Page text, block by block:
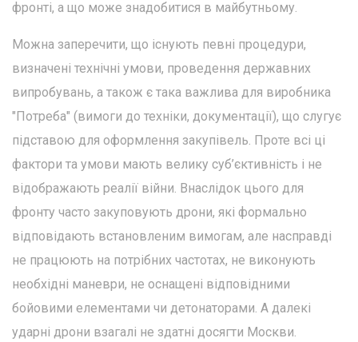
фронті, а що може знадобитися в майбутньому.
Можна заперечити, що існують певні процедури,
визначені технічні умови, проведення державних
випробувань, а також є така важлива для виробника
"Потреба" (вимоги до техніки, документації), що слугує
підставою для оформлення закупівель. Проте всі ці
фактори та умови мають велику суб’єктивність і не
відображають реалії війни. Внаслідок цього для
фронту часто закуповують дрони, які формально
відповідають встановленим вимогам, але насправді
не працюють на потрібних частотах, не виконують
необхідні маневри, не оснащені відповідними
бойовими елементами чи детонаторами. А далекі
ударні дрони взагалі не здатні досягти Москви.